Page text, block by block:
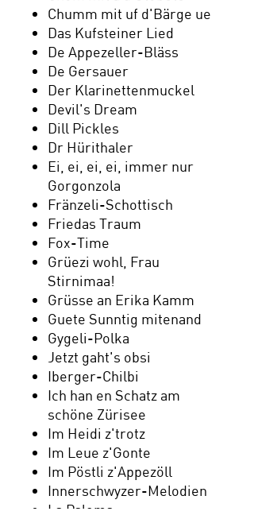
Chumm mit uf d'Bärge ue
Das Kufsteiner Lied
De Appezeller-Bläss
De Gersauer
Der Klarinettenmuckel
Devil's Dream
Dill Pickles
Dr Hürithaler
Ei, ei, ei, ei, immer nur
Gorgonzola
Fränzeli-Schottisch
Friedas Traum
Fox-Time
Grüezi wohl, Frau
Stirnimaa!
Grüsse an Erika Kamm
Guete Sunntig mitenand
Gygeli-Polka
Jetzt gaht's obsi
Iberger-Chilbi
Ich han en Schatz am
schöne Zürisee
Im Heidi z'trotz
Im Leue z'Gonte
Im Pöstli z'Appezöll
Innerschwyzer-Melodien
La Paloma